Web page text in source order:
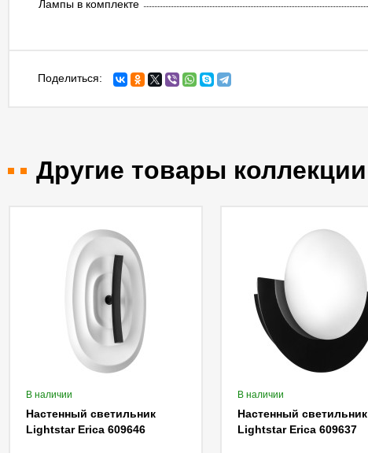
Лампы в комплекте
Поделиться:
Другие товары коллекции
В наличии
Настенный светильник
Lightstar Erica 609646
В наличии
Настенный светильник
Lightstar Erica 609637